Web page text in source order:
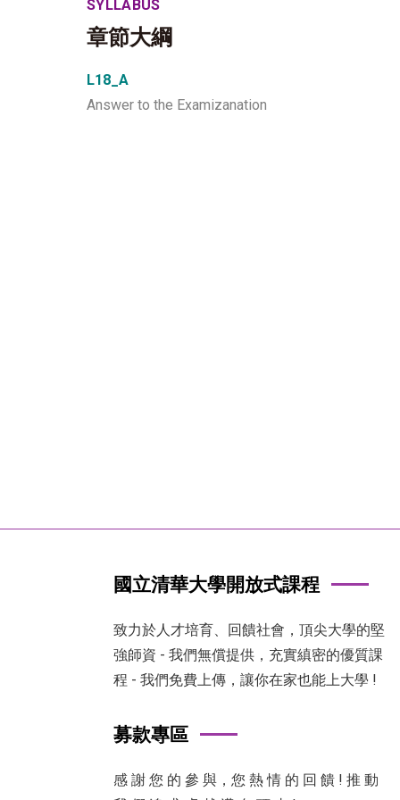
SYLLABUS
章節大綱
L18_A
Answer to the Examizanation
國立清華大學開放式課程
致力於人才培育、回饋社會，頂尖大學的堅
強師資 - 我們無償提供，充實縝密的優質課
程 - 我們免費上傳，讓你在家也能上大學 !
募款專區
感 謝 您 的 參 與，您 熱 情 的 回 饋 ! 推 動